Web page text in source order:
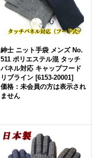
紳士 ニット手袋 メンズ No.
511 ポリエステル混 タッチ
パネル対応 キャップフード
リブライン [6153-20001]
価格：未会員の方は表示され
ません